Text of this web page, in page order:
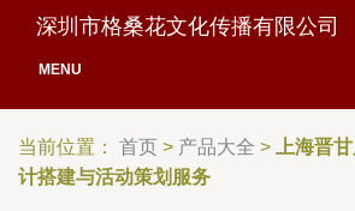
深圳市格桑花文化传播有限公司
MENU
当前位置： 首页 > 产品大全 >
上海晋
计搭建与活动策划服务